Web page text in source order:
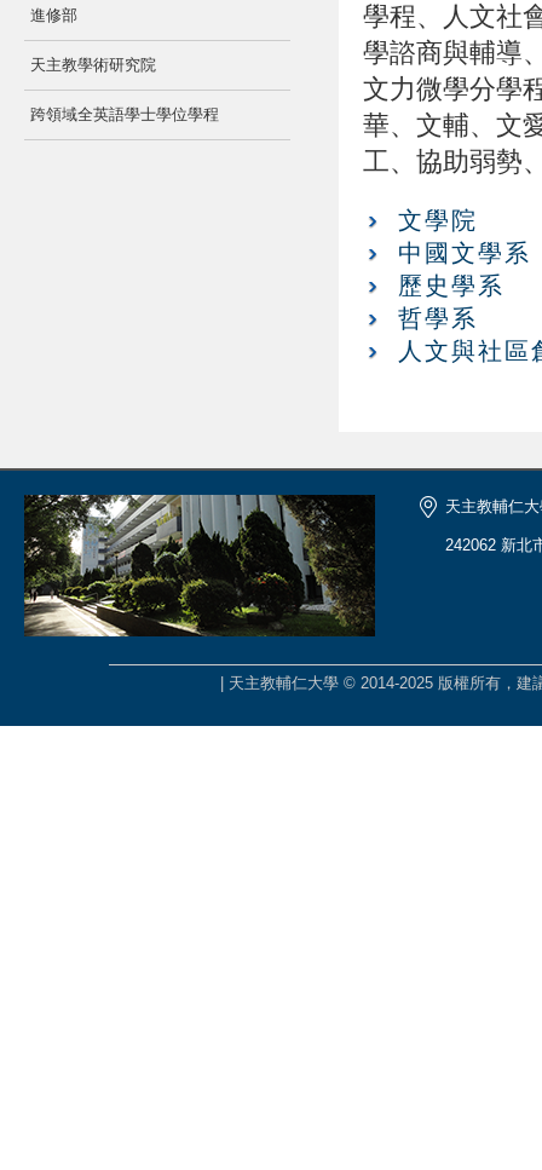
進修部
天主教學術研究院
跨領域全英語學士學位學程
學程、人文社
學諮商與輔導
文力微學分學
華、文輔、文
工、協助弱勢
文學院
中國文學系
歷史學系
哲學系
人文與社區
天主教輔仁
242062 新北
| 天主教輔仁大學 © 2014-2025 版權所有，